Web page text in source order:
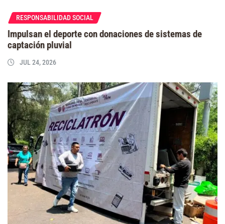
RESPONSABILIDAD SOCIAL
Impulsan el deporte con donaciones de sistemas de
captación pluvial
JUL 24, 2026